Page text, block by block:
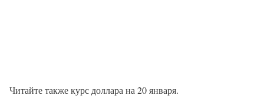
Читайте также курс доллара на 20 января.